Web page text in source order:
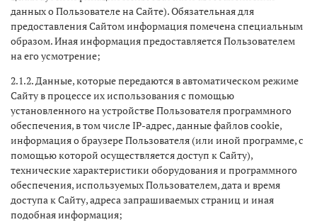
данных о Пользователе на Сайте). Обязательная для
предоставления Сайтом информация помечена специальным
образом. Иная информация предоставляется Пользователем
на его усмотрение;
2.1.2. Данные, которые передаются в автоматическом режиме
Сайту в процессе их использования с помощью
установленного на устройстве Пользователя программного
обеспечения, в том числе IP-адрес, данные файлов cookie,
информация о браузере Пользователя (или иной программе, с
помощью которой осуществляется доступ к Сайту),
технические характеристики оборудования и программного
обеспечения, используемых Пользователем, дата и время
доступа к Сайту, адреса запрашиваемых страниц и иная
подобная информация;